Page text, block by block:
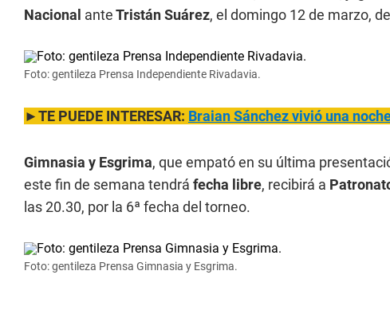
Nacional anteTristán Suárez, el domingo 12 de marzo,
Foto: gentileza Prensa Independiente Rivadavia.
►TE PUEDE INTERESAR: Braian Sánchez vivió una
Gimnasia y Esgrima, que empató en su última
este fin de semana tendrá fecha libre, recibirá a
las 20.30, por la 6ª fecha del torneo.
Foto: gentileza Prensa Gimnasia y Esgrima.